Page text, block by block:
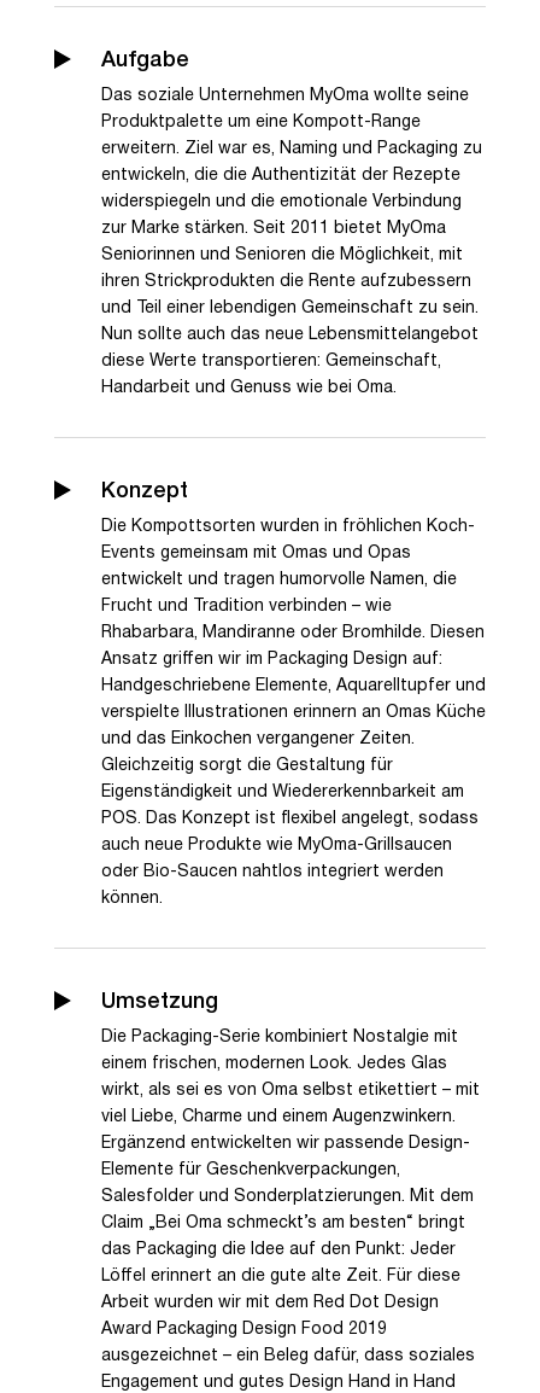
Aufgabe
Das soziale Unternehmen MyOma wollte seine
Produktpalette um eine Kompott-Range
erweitern. Ziel war es, Naming und Packaging zu
entwickeln, die die Authentizität der Rezepte
widerspiegeln und die emotionale Verbindung
zur Marke stärken. Seit 2011 bietet MyOma
Seniorinnen und Senioren die Möglichkeit, mit
ihren Strickprodukten die Rente aufzubessern
und Teil einer lebendigen Gemeinschaft zu sein.
Nun sollte auch das neue Lebensmittelangebot
diese Werte transportieren: Gemeinschaft,
Handarbeit und Genuss wie bei Oma.
Konzept
Die Kompottsorten wurden in fröhlichen Koch-
Events gemeinsam mit Omas und Opas
entwickelt und tragen humorvolle Namen, die
Frucht und Tradition verbinden – wie
Rhabarbara, Mandiranne oder Bromhilde. Diesen
Ansatz griffen wir im Packaging Design auf:
Handgeschriebene Elemente, Aquarelltupfer und
verspielte Illustrationen erinnern an Omas Küche
und das Einkochen vergangener Zeiten.
Gleichzeitig sorgt die Gestaltung für
Eigenständigkeit und Wiedererkennbarkeit am
POS. Das Konzept ist flexibel angelegt, sodass
auch neue Produkte wie MyOma-Grillsaucen
oder Bio-Saucen nahtlos integriert werden
können.
Umsetzung
Die Packaging-Serie kombiniert Nostalgie mit
einem frischen, modernen Look. Jedes Glas
wirkt, als sei es von Oma selbst etikettiert – mit
viel Liebe, Charme und einem Augenzwinkern.
Ergänzend entwickelten wir passende Design-
Elemente für Geschenkverpackungen,
Salesfolder und Sonderplatzierungen. Mit dem
Claim „Bei Oma schmeckt’s am besten“ bringt
das Packaging die Idee auf den Punkt: Jeder
Löffel erinnert an die gute alte Zeit. Für diese
Arbeit wurden wir mit dem Red Dot Design
Award Packaging Design Food 2019
ausgezeichnet – ein Beleg dafür, dass soziales
Engagement und gutes Design Hand in Hand